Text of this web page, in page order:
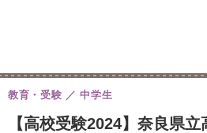
【高校受験2024】奈良県
教育・受験 中学生